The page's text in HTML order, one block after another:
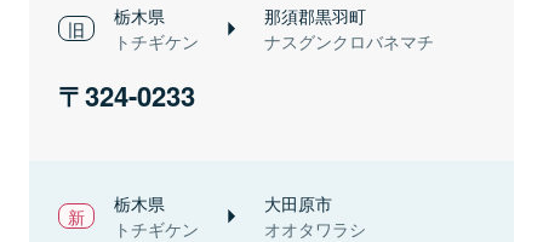
栃木県
トチギケン
那須郡黒羽町
ナスグンクロバネマチ
324-0233
栃木県
トチギケン
大田原市
オオタワラシ